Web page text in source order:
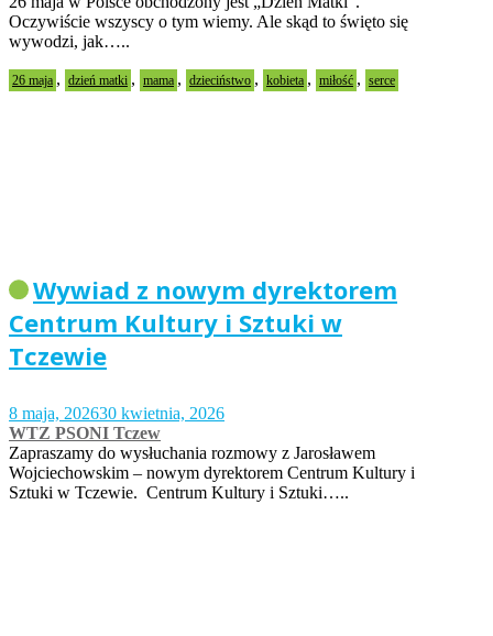
Oczywiście wszyscy o tym wiemy. Ale skąd to święto się
wywodzi, jak…..
26 maja , dzień matki , mama , dzieciństwo , kobieta , miłość , serce
Wywiad z nowym dyrektorem
Centrum Kultury i Sztuki w
Tczewie
8 maja, 202630 kwietnia, 2026
WTZ PSONI Tczew
Zapraszamy do wysłuchania rozmowy z Jarosławem
Wojciechowskim – nowym dyrektorem Centrum Kultury i
Sztuki w Tczewie. Centrum Kultury i Sztuki…..